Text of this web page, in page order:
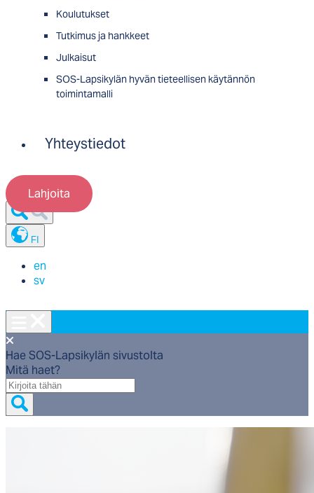
Koulutukset
Tutkimus ja hankkeet
Julkaisut
SOS-Lapsikylän hyvän tieteellisen käytännön
toimintamalli
Yhteystiedot
Lahjoita
FI
en
sv
Hae SOS-Lapsikylän sivustolta
Mitä haet?
Mitä
haet?
Kaikki keräyksemme